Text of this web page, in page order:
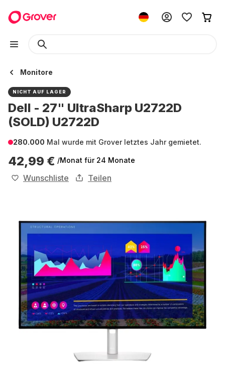
Monitore
NICHT AUF LAGER
Dell - 27" UltraSharp U2722D
(SOLD) U2722D
280.000 Mal wurde mit Grover letztes Jahr gemietet.
42,99 € /Monat für 24 Monate
Wunschliste Teilen